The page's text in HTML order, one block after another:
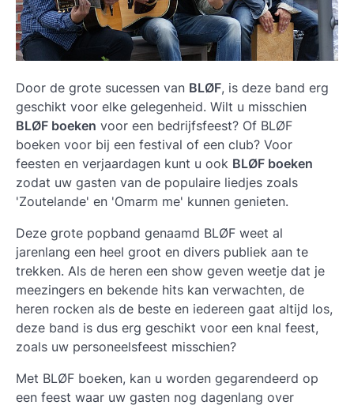
Door de grote sucessen van BLØF, is deze band erg
geschikt voor elke gelegenheid. Wilt u misschien
BLØF boeken voor een bedrijfsfeest? Of BLØF
boeken voor bij een festival of een club? Voor
feesten en verjaardagen kunt u ook BLØF boeken
zodat uw gasten van de populaire liedjes zoals
'Zoutelande' en 'Omarm me' kunnen genieten.
Deze grote popband genaamd BLØF weet al
jarenlang een heel groot en divers publiek aan te
trekken. Als de heren een show geven weetje dat je
meezingers en bekende hits kan verwachten, de
heren rocken als de beste en iedereen gaat altijd los,
deze band is dus erg geschikt voor een knal feest,
zoals uw personeelsfeest misschien?
Met BLØF boeken, kan u worden gegarendeerd op
een feest waar uw gasten nog dagenlang over